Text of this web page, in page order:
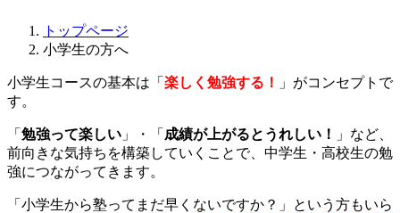
トップページ
小学生の方へ
小学生コースの基本は「 楽しく勉強する！
」がコンセプトで
す。
「 勉強って楽しい 」・「 成績が上がるとうれしい！
」など、
前向きな気持ちを構築していくことで、中学生・高校生の勉
強につながってきます。
「小学生から塾ってまだ早くないですか？」という方もいら